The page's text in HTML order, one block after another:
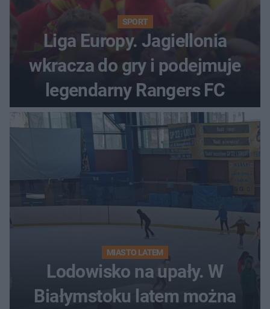
SPORT
Liga Europy. Jagiellonia
wkracza do gry i podejmuje
legendarny Rangers FC
MIASTO LATEM
Lodowisko na upały. W
Białymstoku latem można